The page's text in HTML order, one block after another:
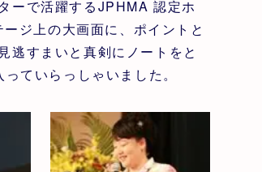
ーで活躍するJPHMA 認定ホ
ジ上の大画面に、ポイントと
逃すまいと真剣にノートをと
ていらっしゃいました。